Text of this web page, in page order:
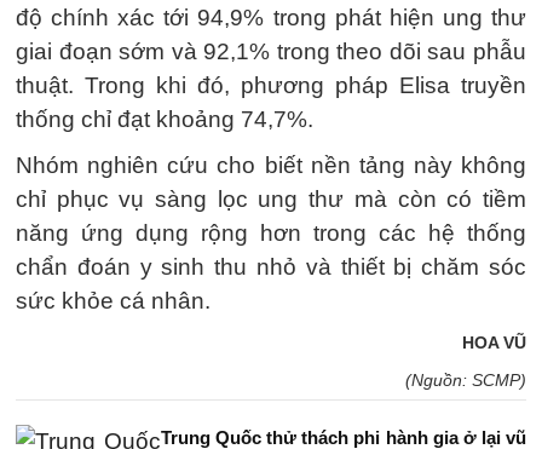
độ chính xác tới 94,9% trong phát hiện ung thư
giai đoạn sớm và 92,1% trong theo dõi sau phẫu
thuật. Trong khi đó, phương pháp Elisa truyền
thống chỉ đạt khoảng 74,7%.
Nhóm nghiên cứu cho biết nền tảng này không
chỉ phục vụ sàng lọc ung thư mà còn có tiềm
năng ứng dụng rộng hơn trong các hệ thống
chẩn đoán y sinh thu nhỏ và thiết bị chăm sóc
sức khỏe cá nhân.
HOA VŨ
(Nguồn: SCMP)
Trung Quốc thử thách phi hành gia ở lại vũ